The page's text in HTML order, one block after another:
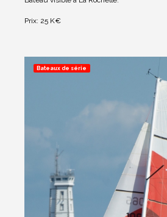
Prix: 25 K€
Bateaux de série